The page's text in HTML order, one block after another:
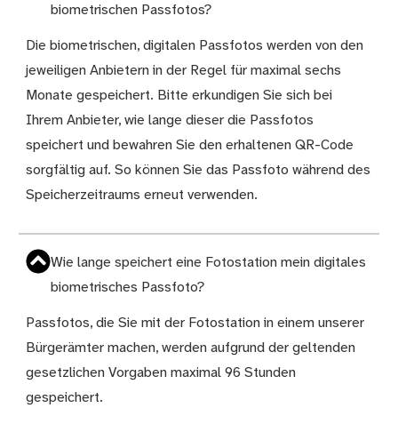
biometrischen Passfotos?
Die biometrischen, digitalen Passfotos werden von den
jeweiligen Anbietern in der Regel für maximal sechs
Monate gespeichert. Bitte erkundigen Sie sich bei
Ihrem Anbieter, wie lange dieser die Passfotos
speichert und bewahren Sie den erhaltenen QR-Code
sorgfältig auf. So können Sie das Passfoto während des
Speicherzeitraums erneut verwenden.
Wie lange speichert eine Fotostation mein digitales
biometrisches Passfoto?
Passfotos, die Sie mit der Fotostation in einem unserer
Bürgerämter machen, werden aufgrund der geltenden
gesetzlichen Vorgaben maximal 96 Stunden
gespeichert.